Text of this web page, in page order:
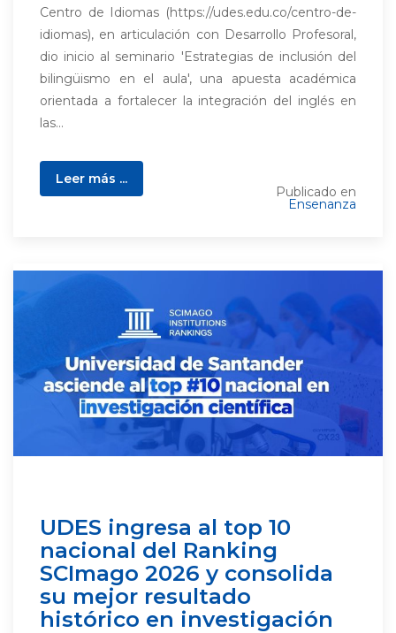
Centro de Idiomas (https://udes.edu.co/centro-de-
idiomas), en articulación con Desarrollo Profesoral,
dio inicio al seminario 'Estrategias de inclusión del
bilingüismo en el aula', una apuesta académica
orientada a fortalecer la integración del inglés en
las...
Leer más ...
Publicado en
Ensenanza
UDES ingresa al top 10
nacional del Ranking
SCImago 2026 y consolida
su mejor resultado
histórico en investigación